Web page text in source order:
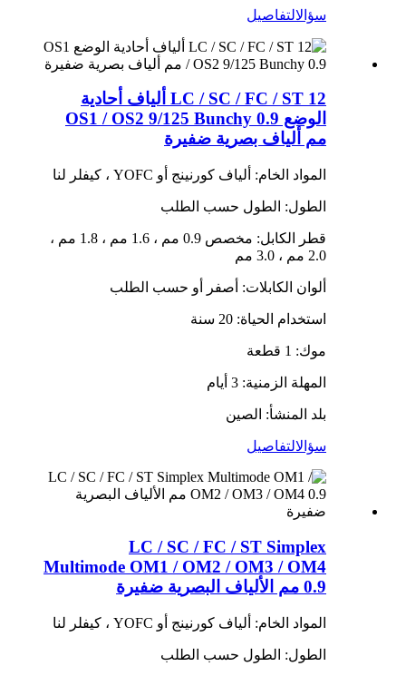
سؤالالتفاصيل
LC / SC / FC / ST 12 ألياف أحادية
الوضع OS1 / OS2 9/125 Bunchy 0.9
مم ألياف بصرية ضفيرة
المواد الخام: ألياف كورنينج أو YOFC ، كيفلر لنا
الطول: الطول حسب الطلب
قطر الكابل: مخصص 0.9 مم ، 1.6 مم ، 1.8 مم ،
2.0 مم ، 3.0 مم
ألوان الكابلات: أصفر أو حسب الطلب
استخدام الحياة: 20 سنة
موك: 1 قطعة
المهلة الزمنية: 3 أيام
بلد المنشأ: الصين
سؤالالتفاصيل
LC / SC / FC / ST Simplex
Multimode OM1 / OM2 / OM3 / OM4
0.9 مم الألياف البصرية ضفيرة
المواد الخام: ألياف كورنينج أو YOFC ، كيفلر لنا
الطول: الطول حسب الطلب